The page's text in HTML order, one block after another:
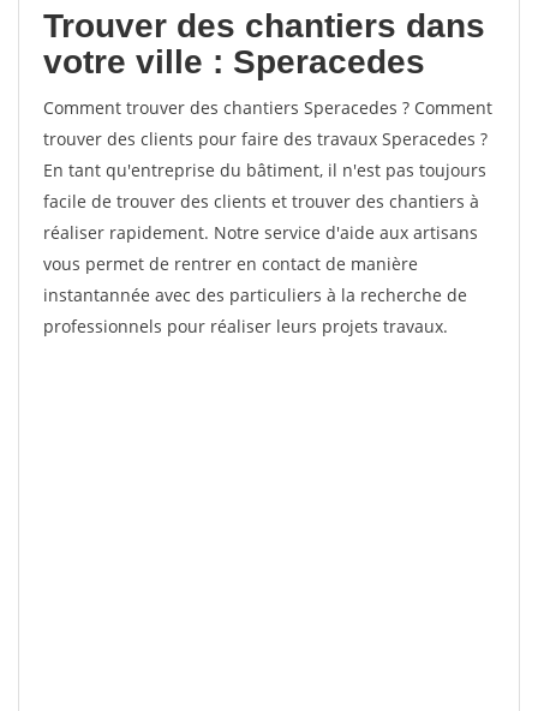
Trouver des chantiers dans
votre ville : Speracedes
Comment trouver des chantiers Speracedes ? Comment
trouver des clients pour faire des travaux Speracedes ?
En tant qu'entreprise du bâtiment, il n'est pas toujours
facile de trouver des clients et trouver des chantiers à
réaliser rapidement. Notre service d'aide aux artisans
vous permet de rentrer en contact de manière
instantannée avec des particuliers à la recherche de
professionnels pour réaliser leurs projets travaux.